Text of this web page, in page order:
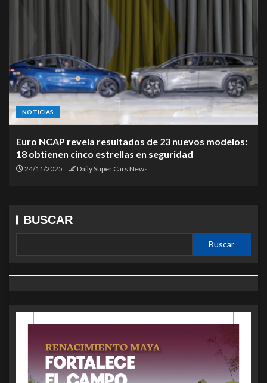
NOTICIAS
Euro NCAP revela resultados de 23 nuevos modelos:
18 obtienen cinco estrellas en seguridad
24/11/2025 Daily Super Cars News
BUSCAR
Buscar